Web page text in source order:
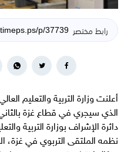
رابط مختصر
أعلنت وزارة التربية والتعليم
الذي سيجري في قطاع غزة
دائرة الإشراف بوزارة التربية